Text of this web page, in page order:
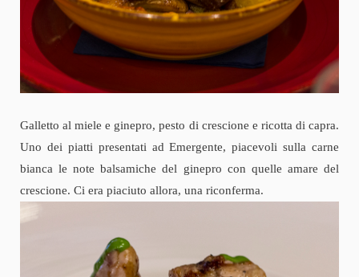
Galletto al miele e ginepro, pesto di crescione e ricotta di capra.
Uno dei piatti presentati ad Emergente, piacevoli sulla carne
bianca le note balsamiche del ginepro con quelle amare del
crescione. Ci era piaciuto allora, una riconferma.